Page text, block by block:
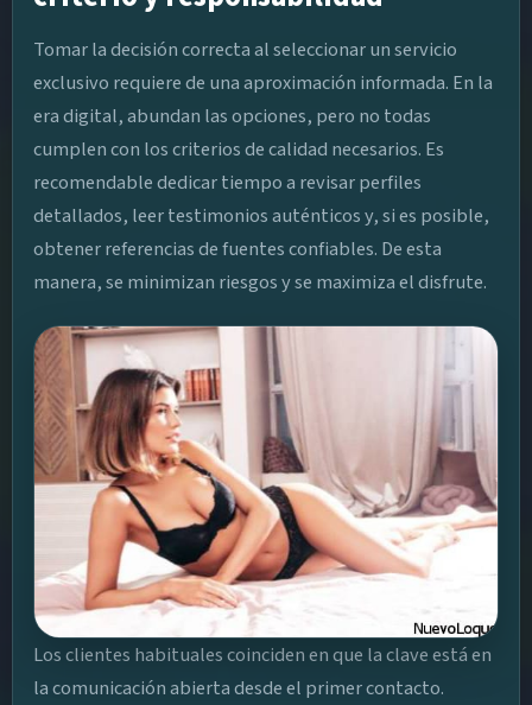
Tomar la decisión correcta al seleccionar un servicio
exclusivo requiere de una aproximación informada. En la
era digital, abundan las opciones, pero no todas
cumplen con los criterios de calidad necesarios. Es
recomendable dedicar tiempo a revisar perfiles
detallados, leer testimonios auténticos y, si es posible,
obtener referencias de fuentes confiables. De esta
manera, se minimizan riesgos y se maximiza el disfrute.
Los clientes habituales coinciden en que la clave está en
la comunicación abierta desde el primer contacto.